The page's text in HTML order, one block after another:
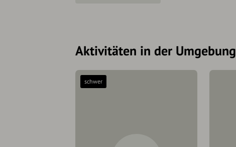
Aktivitäten in der Umgebung
schwer